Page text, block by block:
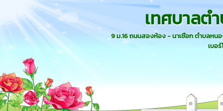
เทศบาลต
9 ม.16 ถนนสองห้อง - นาเชือก ตำบลห
เบอ